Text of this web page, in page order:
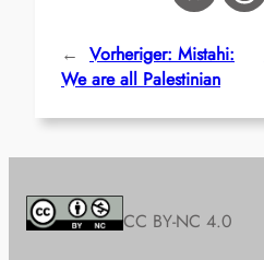
← Vorheriger: Mistahi:
We are all Palestinian
CC BY-NC 4.0